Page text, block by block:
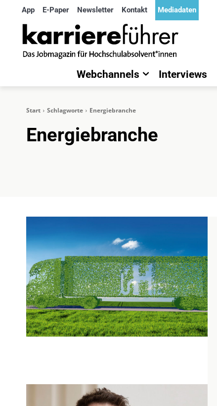
App E-Paper Newsletter Kontakt Mediadaten
Webchannels Interviews
Start Schlagworte Energiebranche
Energiebranche